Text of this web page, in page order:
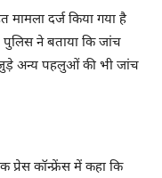
दर्ज किया गया है
पुलिस ने बताया कि जांच
जुड़े अन्य पहलुओं की भी जांच
प्रेस कॉन्फ्रेंस में कहा कि